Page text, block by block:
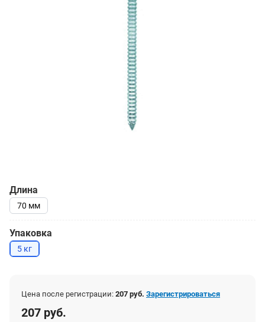
Длина
70 мм
Упаковка
5 кг
Цена после регистрации: 207 руб. Зарегистрироваться
207 руб.